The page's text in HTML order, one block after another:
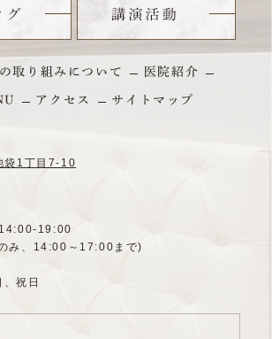
取り組みについて 医院紹介
アクセス サイトマップ
袋1丁目7-10
19:00
み、14:00～17:00まで)
祝日